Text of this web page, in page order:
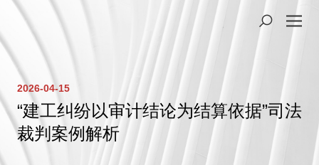
2026-04-15
“建工纠纷以审计结论为结算依据”司法
裁判案例解析